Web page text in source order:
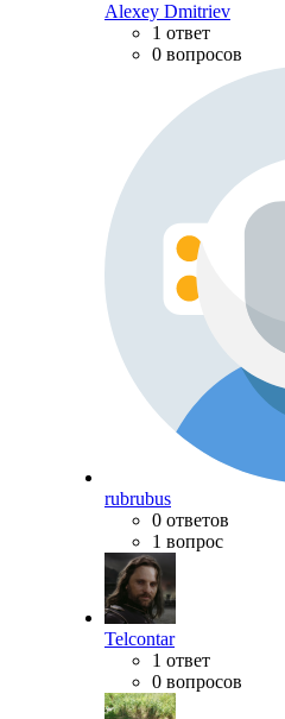
Alexey Dmitriev
1 ответ
0 вопросов
rubrubus
0 ответов
1 вопрос
Telcontar
1 ответ
0 вопросов